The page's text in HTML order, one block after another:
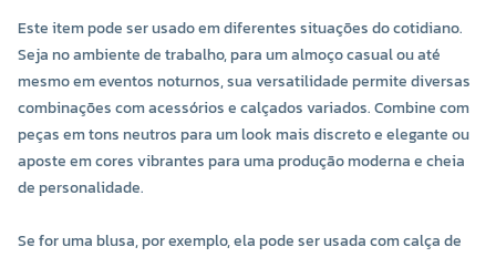
Este item pode ser usado em diferentes situações do cotidiano.
Seja no ambiente de trabalho, para um almoço casual ou até
mesmo em eventos noturnos, sua versatilidade permite diversas
combinações com acessórios e calçados variados. Combine com
peças em tons neutros para um look mais discreto e elegante ou
aposte em cores vibrantes para uma produção moderna e cheia
de personalidade.
Se for uma blusa, por exemplo, ela pode ser usada com calça de